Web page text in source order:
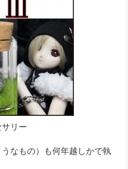
リー
なもの）も何年越しかで執